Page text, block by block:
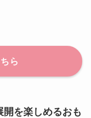
ら
開を楽しめるおも